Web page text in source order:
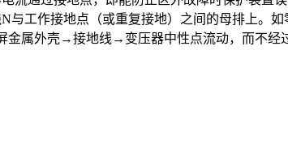
工作接地点（或重复接地）之间的母排上。
属外壳→接地线→变压器中性点流动，而不经